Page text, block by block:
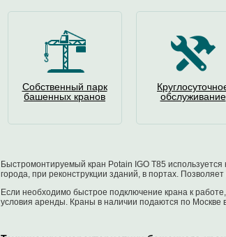
Собственный парк
башенных кранов
обслуживание
Быстромонтируемый кран Potain IGO T85
города, при реконструкции зданий, в портах. Позволяет
Если необходимо быстрое подключение крана к
условия аренды. Краны в наличии подаются по Москве в